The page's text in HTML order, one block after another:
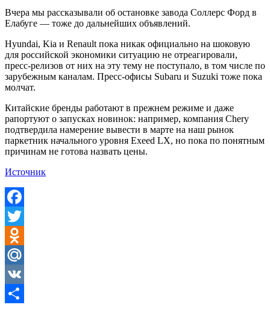
Вчера мы рассказывали об остановке завода Соллерс Форд в
Елабуге — тоже до дальнейших объявлений.
Hyundai, Kia и Renault пока никак официально на шоковую
для российской экономики ситуацию не отреагировали,
пресс-релизов от них на эту тему не поступало, в том числе по
зарубежным каналам. Пресс-офисы Subaru и Suzuki тоже пока
молчат.
Китайские бренды работают в прежнем режиме и даже
рапортуют о запусках новинок: например, компания Chery
подтвердила намерение вывести в марте на наш рынок
паркетник начального уровня Exeed LX, но пока по понятным
причинам не готова назвать цены.
Источник
Facebook
Twitter
Odnoklassniki
Mail.Ru
VK